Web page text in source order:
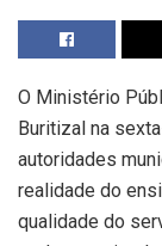
O Ministério
Buritizal na
autoridades
realidade do
qualidade do